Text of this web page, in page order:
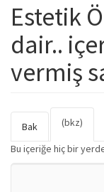
Estetik
dair..
vermiş
Birincil
Bak (bkz)
Bu içeriğe hiç bir